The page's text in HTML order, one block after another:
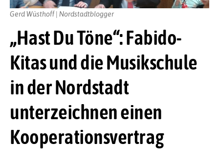
„Hast Du Töne“: Fabido-
Kitas und die Musikschule
in der Nordstadt
unterzeichnen einen
Kooperationsvertrag
Gerd Wüsthoff | Nordstadtblogger